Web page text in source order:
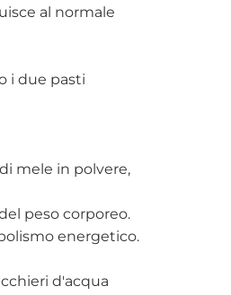
al normale
i due pasti
mele in polvere,
peso corporeo.
energetico.
d'acqua